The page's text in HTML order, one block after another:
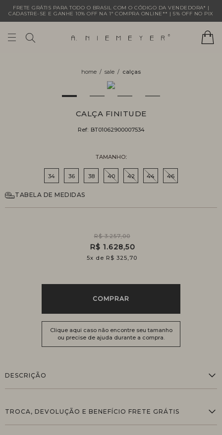
FRETE GRÁTIS PARA TODO O BRASIL COM O CÓDIGO DA VENDEDORA* |
CADASTRE-SE E GANHE 10% OFF NA 1ª COMPRA ONLINE** | 5% OFF NO PIX
sale calças
CALÇA FINITUDE
Ref: BT01062900007534
TAMANHO
34 36 38 40 42 44 46
TABELA DE MEDIDAS
R$ 3.257,00
R$ 1.628,50
5x R$ 325,70
COMPRAR
Clique aqui caso não encontre seu tamanho
ou precise de ajuda durante a compra.
DESCRIÇÃO
TROCA, DEVOLUÇÃO E BENEFÍCIO FRETE GRÁTIS